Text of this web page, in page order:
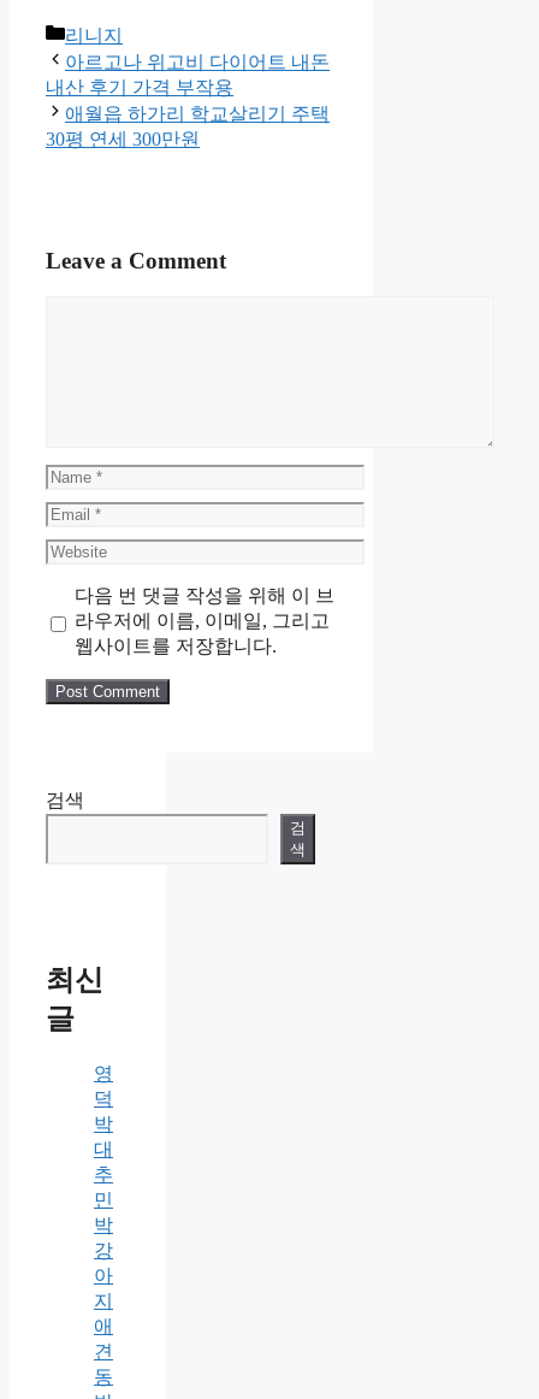
Categories
리니지
아르고나 위고비 다이어트 내돈
내산 후기 가격 부작용
애월읍 하가리 학교살리기 주택
30평 연세 300만원
Leave a Comment
Name
Email
Website
다음 번 댓글 작성을 위해 이 브
라우저에 이름, 이메일, 그리고
웹사이트를 저장합니다.
검색
검
색
최신
글
영
덕
박
대
추
민
박
강
아
지
애
견
동